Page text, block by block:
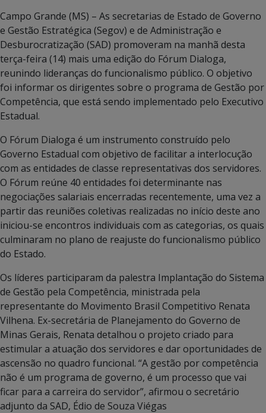
Campo Grande (MS) – As secretarias de Estado de Governo
e Gestão Estratégica (Segov) e de Administração e
Desburocratização (SAD) promoveram na manhã desta
terça-feira (14) mais uma edição do Fórum Dialoga,
reunindo lideranças do funcionalismo público. O objetivo
foi informar os dirigentes sobre o programa de Gestão por
Competência, que está sendo implementado pelo Executivo
Estadual.
O Fórum Dialoga é um instrumento construído pelo
Governo Estadual com objetivo de facilitar a interlocução
com as entidades de classe representativas dos servidores.
O Fórum reúne 40 entidades foi determinante nas
negociações salariais encerradas recentemente, uma vez a
partir das reuniões coletivas realizadas no início deste ano
iniciou-se encontros individuais com as categorias, os quais
culminaram no plano de reajuste do funcionalismo público
do Estado.
Os líderes participaram da palestra Implantação do Sistema
de Gestão pela Competência, ministrada pela
representante do Movimento Brasil Competitivo Renata
Vilhena. Ex-secretária de Planejamento do Governo de
Minas Gerais, Renata detalhou o projeto criado para
estimular a atuação dos servidores e dar oportunidades de
ascensão no quadro funcional. “A gestão por competência
não é um programa de governo, é um processo que vai
ficar para a carreira do servidor”, afirmou o secretário
adjunto da SAD, Édio de Souza Viégas